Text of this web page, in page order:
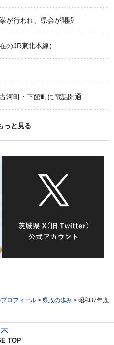
が行われ、県会が開設
JR東北本線）
河町・下館町に電話開通
っと見る
ロフィール > 県政の歩み > 昭和37年鹿
TOP